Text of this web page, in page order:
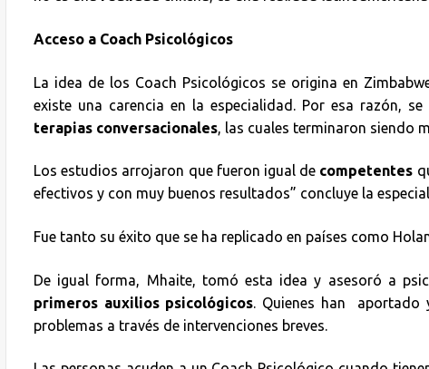
Acceso a Coach Psicológicos
La idea de los Coach Psicológicos se origina en
existe una carencia en la especialidad. Por esa razón,
terapias conversacionales, las cuales terminaron siendo
Los estudios arrojaron que fueron igual de competentes
efectivos y con muy buenos resultados” concluye la
Fue tanto su éxito que se ha replicado en países como
De igual forma, Mhaite, tomó esta idea y asesoró a
primeros auxilios psicológicos. Quienes han aportado
problemas a través de intervenciones breves.